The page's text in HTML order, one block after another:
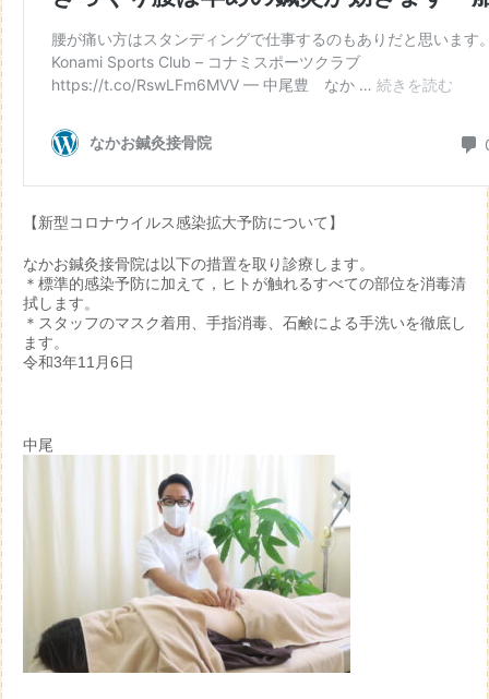
【新型コロナウイルス感染拡大予防について】
なかお鍼灸接骨院は以下の措置を取り診療します。
＊標準的感染予防に加えて，ヒトが触れるすべての部位を消毒清
拭します。
＊スタッフのマスク着用、手指消毒、石鹸による手洗いを徹底し
ます。
令和3年11月6日
中尾